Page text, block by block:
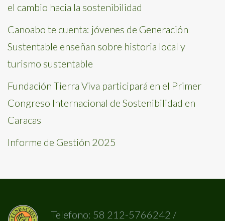
el cambio hacia la sostenibilidad
Canoabo te cuenta: jóvenes de Generación
Sustentable enseñan sobre historia local y
turismo sustentable
Fundación Tierra Viva participará en el Primer
Congreso Internacional de Sostenibilidad en
Caracas
Informe de Gestión 2025
Telefono: 58 212-5766242 /